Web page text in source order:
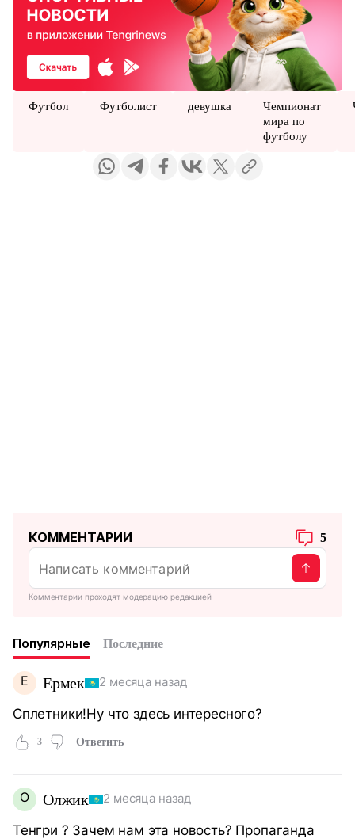
Футбол Футболист девушка
Чемпионат
мира по
футболу
КОММЕНТАРИИ 5
Комментарии проходят модерацию редакцией
Популярные Последние
Е Ермек 2 месяца назад
Сплетники!Ну что здесь интересного?
3 Ответить
О Олжик 2 месяца назад
Тенгри ? Зачем нам эта новость? Пропаганда